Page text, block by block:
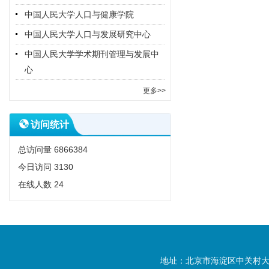
中国人民大学人口与健康学院
中国人民大学人口与发展研究中心
中国人民大学学术期刊管理与发展中
心
更多>>
访问统计
总访问量 6866384
今日访问 3130
在线人数 24
地址：北京市海淀区中关村